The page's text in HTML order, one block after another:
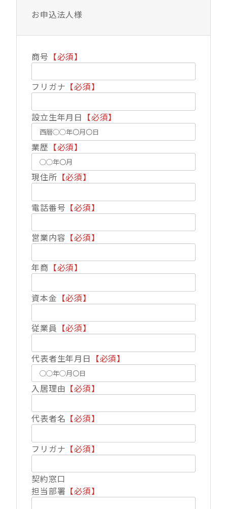
お申込法人様
商号 【必須】
フリガナ 【必須】
設立生年月日 【必須】
業歴 【必須】
現住所 【必須】
電話番号 【必須】
営業内容 【必須】
年商 【必須】
資本金 【必須】
従業員 【必須】
代表者生年月日 【必須】
入居理由 【必須】
代表者名 【必須】
フリガナ 【必須】
契約窓口
担当部署 【必須】